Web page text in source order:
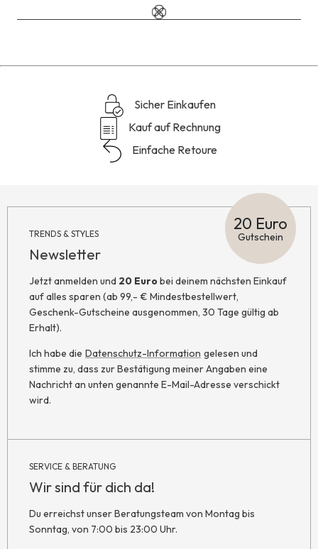
Reviews
Sicher Einkaufen
Kauf auf Rechnung
Einfache Retoure
TRENDS & STYLES
Newsletter
20 Euro
Gutschein
Jetzt anmelden und 20 Eurobei deinem nächsten Einkauf
auf alles sparen (ab 99,- € Mindestbestellwert,
Geschenk-Gutscheine ausgenommen, 30 Tage gültig ab
Erhalt).
Ich habe die Datenschutz-Information gelesen und
stimme zu, dass zur Bestätigung meiner Angaben eine
Nachricht an unten genannte E-Mail-Adresse verschickt
wird.
SERVICE & BERATUNG
Wir sind für dich da!
Du erreichst unser Beratungsteam von Montag bis
Sonntag, von 7:00 bis 23:00 Uhr.